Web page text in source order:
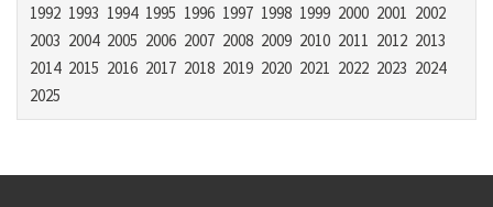
1992 1993 1994 1995 1996 1997 1998 1999 2000 2001 2002
2003 2004 2005 2006 2007 2008 2009 2010 2011 2012 2013
2014 2015 2016 2017 2018 2019 2020 2021 2022 2023 2024
2025